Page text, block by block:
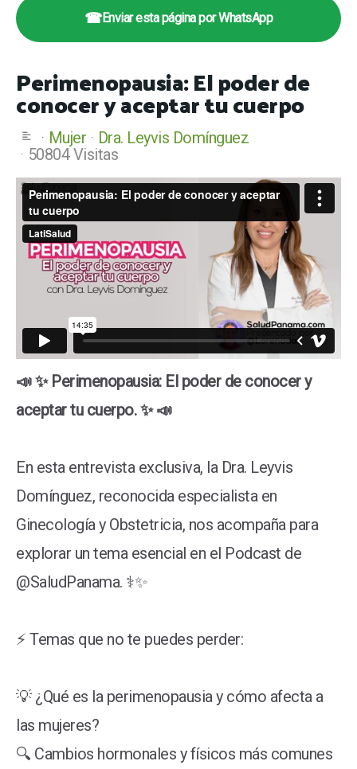
☎Enviar esta página por WhatsApp
Perimenopausia: El poder de
conocer y aceptar tu cuerpo
Mujer
Dra. Leyvis Domínguez
50804 Visitas
📣 ✨ Perimenopausia: El poder de conocer y
aceptar tu cuerpo. ✨ 📣
En esta entrevista exclusiva, la Dra. Leyvis
Domínguez, reconocida especialista en
Ginecología y Obstetricia, nos acompaña para
explorar un tema esencial en el Podcast de
@SaludPanama. ⚕️✨
⚡️ Temas que no te puedes perder:
💡 ¿Qué es la perimenopausia y cómo afecta a
las mujeres?
🔍 Cambios hormonales y físicos más comunes